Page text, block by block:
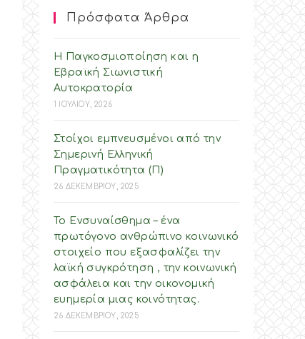
Πρόσφατα Άρθρα
Η Παγκοσμιοποίηση και η
Εβραϊκή Σιωνιστική
Αυτοκρατορία
1 ΙΟΥΛΙΟΥ, 2026
Στοίχοι εμπνευσμένοι από την
Σημερινή Ελληνική
Πραγματικότητα (Π)
26 ΔΕΚΕΜΒΡΙΟΥ, 2025
Το Ενσυναίσθημα – ένα
πρωτόγονο ανθρώπινο κοινωνικό
στοιχείο που εξασφαλίζει την
λαϊκή συγκρότηση , την κοινωνική
ασφάλεια και την οικονομική
ευημερία μιας κοινότητας.
26 ΔΕΚΕΜΒΡΙΟΥ, 2025